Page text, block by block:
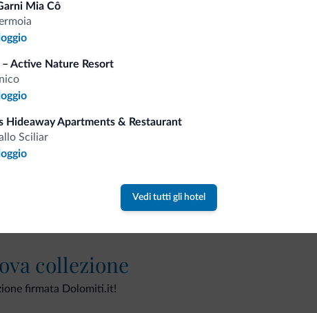
Mia Cô
– Active Nature Resort
Hideaway Apartments & Restaurant
Sciliar
Vedi tutti gli hotel
Riceverai informazioni, offerte
collezione
firmata Dolomiti.it!